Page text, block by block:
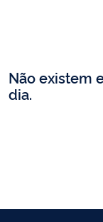
Não existem
dia.